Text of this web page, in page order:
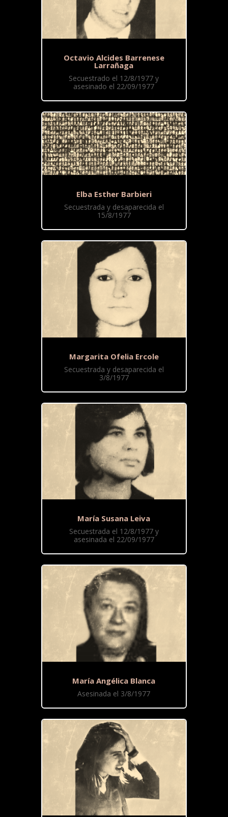
Octavio Alcides Barrenese
Larrañaga
Secuestrado el 12/8/1977 y
asesinado el 22/09/1977
Elba Esther Barbieri
Secuestrada y desaparecida el
15/8/1977
Margarita Ofelia Ercole
Secuestrada y desaparecida el
3/8/1977
María Susana Leiva
Secuestrada el 12/8/1977 y
asesinada el 22/09/1977
María Angélica Blanca
Asesinada el 3/8/1977